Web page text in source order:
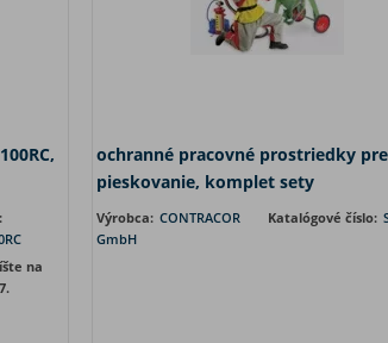
na
ochranné pracovné prostriedky pre
pieskovanie, komplet sety
Výrobca: CONTRACOR
GmbH
Katalógové číslo: